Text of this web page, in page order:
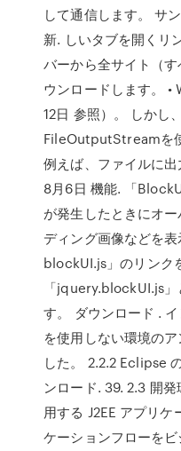
して通信します。 サ
新. しいタブを開くリ
バーから全サイト（
ウンロードします。
12日 参照）。 しかし
FileOutputStreamを
例えば、ファイルに
8月6日 機能. 「
が発生したときにオ
ディング画像などを
blockUI.js」のリンク
「jquery.blockUI.js
す。 ダウンロード .
を使用しない環境の
した。 2.2.2 Eclipse
ンロード. 39. 2.3 開発
用する J2EE アプリ
ケーションフローを